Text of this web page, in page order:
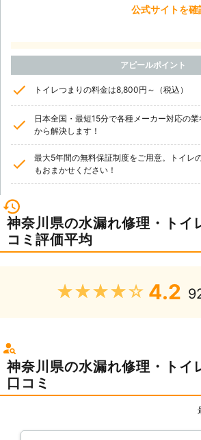
公式サイトを確
アピールポイント
トイレつまりの料金は8,800円～（税込）
日本全国・最短15分で各種メーカー対応の
から解決します！
最大5年間の無料保証制度をご用意。トイレ
もおまかせください！
神奈川県の水漏れ修理・トイ
コミ評価平均
★★★★★ 4.2
神奈川県の水漏れ修理・トイ
口コミ